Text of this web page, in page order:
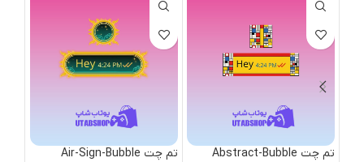
تم چت Abstract-Bubble تم چت Air-Sign-Bubble